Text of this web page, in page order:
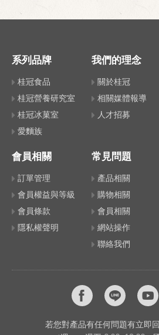
系列品牌
桂冠食品
桂冠營養研究室
桂冠冰菓室
愛麵族
我們的理念
關於桂冠
相關媒體報導
人才招募
會員相關
訂單管理
會員權益與等級
會員條款
隱私權聲明
常見問題
產品相關
購物相關
會員相關
網站操作
聯絡我們
若您對產品有任何問題有立即